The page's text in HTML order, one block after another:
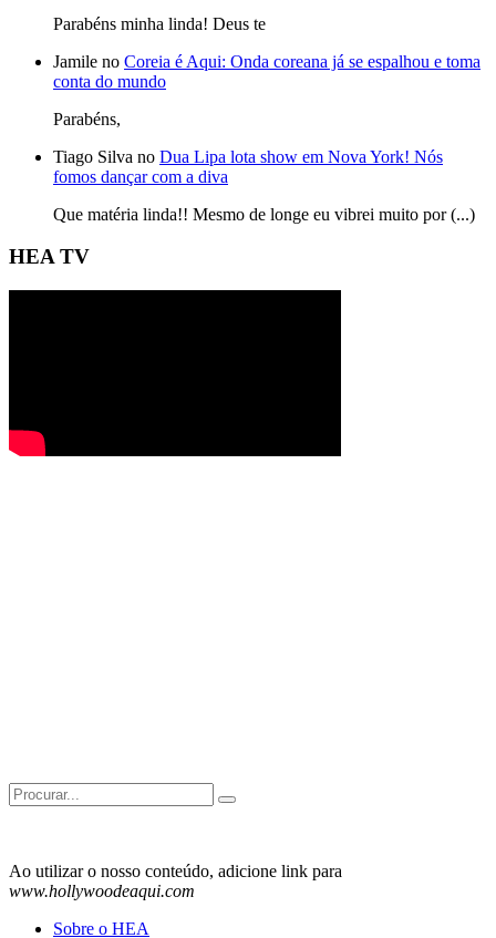
Parabéns minha linda! Deus te
Jamile no Coreia é Aqui: Onda coreana já se espalhou e toma
conta do mundo
Parabéns,
Tiago Silva no Dua Lipa lota show em Nova York! Nós
fomos dançar com a diva
Que matéria linda!! Mesmo de longe eu vibrei muito por (...)
HEA TV
Search
for:
Ao utilizar o nosso conteúdo, adicione link para
www.hollywoodeaqui.com
Sobre o HEA